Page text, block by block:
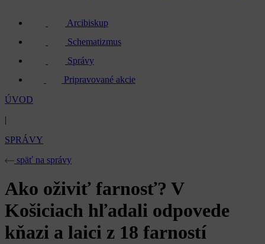
Arcibiskup
Schematizmus
Správy
Pripravované akcie
ÚVOD
|
SPRÁVY
späť na správy
Ako oživiť farnosť? V
Košiciach hľadali odpovede
kňazi a laici z 18 farností